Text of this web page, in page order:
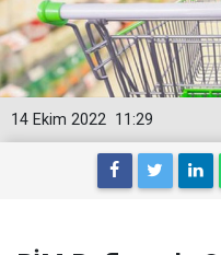
11:29
14 Ekim 2022